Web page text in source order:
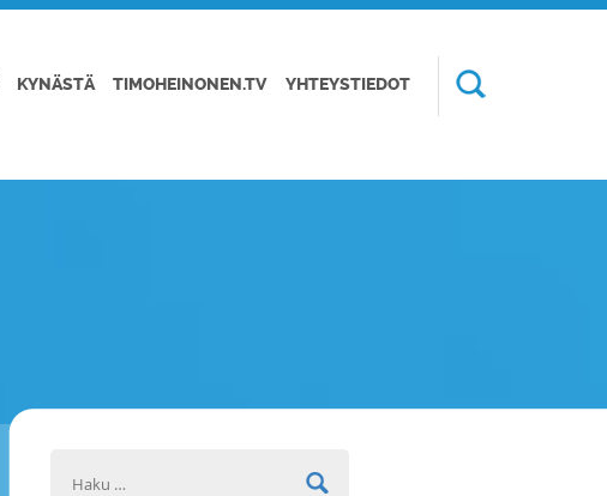
KYNÄSTÄ TIMOHEINONEN.TV YHTEYSTIEDOT